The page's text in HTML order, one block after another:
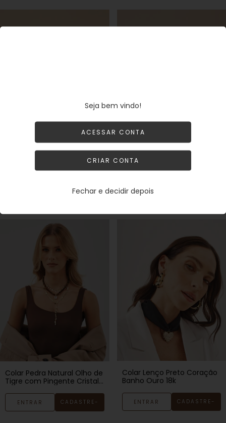
Anel Regulável Cristal 12mm
Banho Prata 925
CADASTRE-
Anel Regulável Cristal 12mm
Banho Ouro 18k
ENTRAR
Colar Pedra Natural Olho de
Tigre com Pingente Cristal
ENTRAR CADASTRE-
Colar Lenço Preto Coração
Banho Ouro 18k
ENTRAR CADASTRE-
Seja bem vindo!
ACESSAR CONTA
CRIAR CONTA
Fechar e decidir depois